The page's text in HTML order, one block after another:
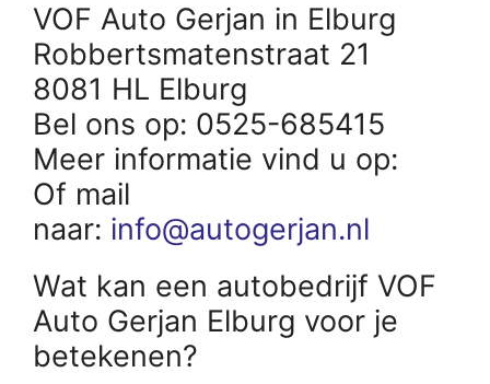
VOF Auto Gerjan in Elburg
Robbertsmatenstraat 21
8081 HL Elburg
Bel ons op: 0525-685415
Meer informatie vind u op:
Of mail
naar: info@autogerjan.nl
Wat kan een autobedrijf VOF
Auto Gerjan Elburg voor je
betekenen?